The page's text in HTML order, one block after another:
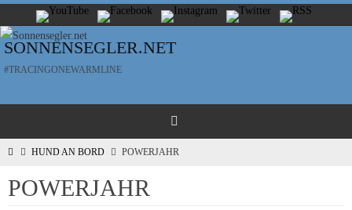
Inhalt
springen
SONNENSEGLER.NET
#TRACINGONEWARMLINE
HOMEHUND AN BORD POWERJAHR
POWERJAHR